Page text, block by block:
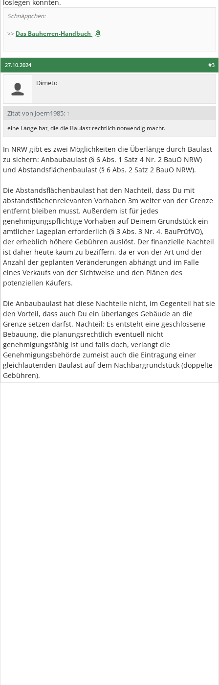
loslegen konnten.
Schnäppchen:
>> Das Bauherren-Handbuch
#3
27.10.2024
Dimeto
Zitat von Joern1985: ↑
eine Länge hat, die die Baulast rechtlich notwendig macht.
In NRW gibt es zwei Möglichkeiten die Überlänge durch Baulast
zu sichern: Anbaubaulast (§ 6 Abs. 1 Satz 4 Nr. 2 BauO NRW)
und Abstandsflächenbaulast (§ 6 Abs. 2 Satz 2 BauO NRW).
Die Abstandsflächenbaulast hat den Nachteil, dass Du mit
abstandsflächenrelevanten Vorhaben 3m weiter von der Grenze
entfernt bleiben musst. Außerdem ist für jedes
genehmigungspflichtige Vorhaben auf Deinem Grundstück ein
amtlicher Lageplan erforderlich (§ 3 Abs. 3 Nr. 4. BauPrüfVO),
der erheblich höhere Gebühren auslöst. Der finanzielle Nachteil
ist daher heute kaum zu beziffern, da er von der Art und der
Anzahl der geplanten Veränderungen abhängt und im Falle
eines Verkaufs von der Sichtweise und den Plänen des
potenziellen Käufers.
Die Anbaubaulast hat diese Nachteile nicht, im Gegenteil hat sie
den Vorteil, dass auch Du ein überlanges Gebäude an die
Grenze setzen darfst. Nachteil: Es entsteht eine geschlossene
Bebauung, die planungsrechtlich eventuell nicht
genehmigungsfähig ist und falls doch, verlangt die
Genehmigungsbehörde zumeist auch die Eintragung einer
gleichlautenden Baulast auf dem Nachbargrundstück (doppelte
Gebühren).